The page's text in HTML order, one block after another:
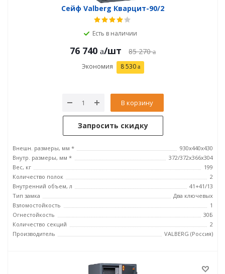
Сейф Valberg Кварцит-90/2
Есть в наличии
76 740 /шт 85 270
Экономия 8 530
В корзину
Запросить скидку
Внешн. размеры, мм *
930х440х430
Внутр. размеры, мм *
372/372х366х304
Вес, кг
199
Количество полок
2
Внутренний объем, л
41+41/13
Тип замка
Два ключевых
Взломостойкость
1
Огнестойкость
30Б
Количество секций
2
Производитель
VALBERG (Россия)